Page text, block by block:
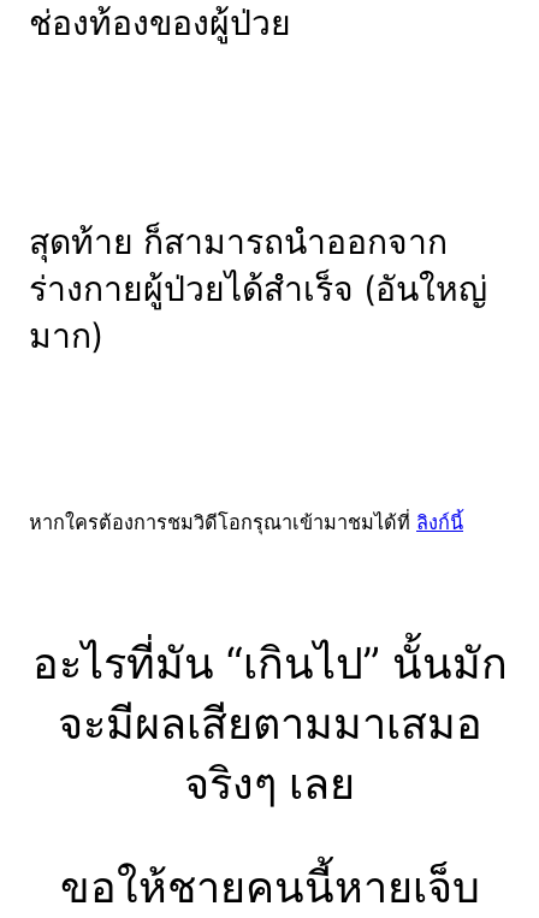
ช่องท้องของผู้ป่วย
สุดท้าย ก็สามารถนำออกจาก
ร่างกายผู้ป่วยได้สำเร็จ (อันใหญ่
มาก)
หากใครต้องการชมวิดีโอกรุณาเข้ามาชมได้ที่ ลิงก์นี้
อะไรที่มัน “เกินไป” นั้นมัก
จะมีผลเสียตามมาเสมอ
จริงๆ เลย
ขอให้ชายคนนี้หายเจ็บ